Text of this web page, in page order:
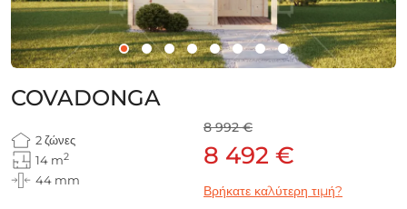
COVADONGA
2 ζώνες
14 m2
44 mm
8 992 €
8 492 €
Βρήκατε καλύτερη τιμή?